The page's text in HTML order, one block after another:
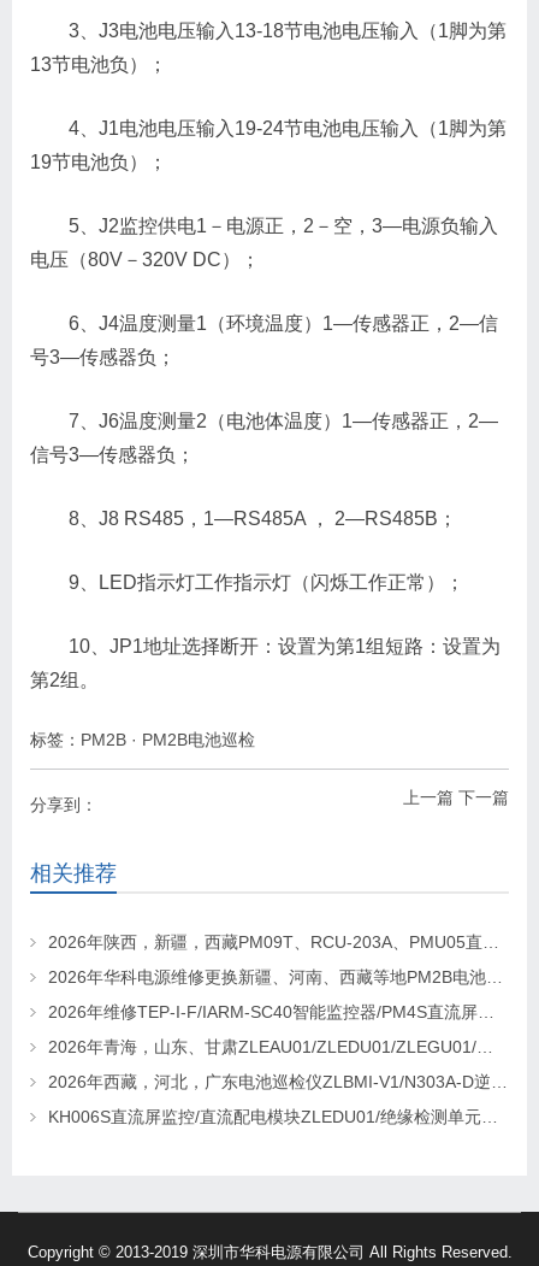
3、J3电池电压输入13-18节电池电压输入（1脚为第
13节电池负）；
4、J1电池电压输入19-24节电池电压输入（1脚为第
19节电池负）；
5、J2监控供电1－电源正，2－空，3—电源负输入
电压（80V－320V DC）；
6、J4温度测量1（环境温度）1—传感器正，2—信
号3—传感器负；
7、J6温度测量2（电池体温度）1—传感器正，2—
信号3—传感器负；
8、J8 RS485，1—RS485A ， 2—RS485B；
9、LED指示灯工作指示灯（闪烁工作正常）；
10、JP1地址选择断开：设置为第1组短路：设置为
第2组。
标签： PM2B · PM2B电池巡检
上一篇 下一篇
分享到：
相关推荐
2026年陕西，新疆，西藏PM09T、RCU-203A、PMU05直流屏监控维修及更换请联系华科电源
2026年华科电源维修更换新疆、河南、西藏等地PM2B电池巡检单元，PM2J绝缘检测单元、PSM-T07E 监控
2026年维修TEP-I-F/IARM-SC40智能监控器/PM4S直流屏监控找华科电源
2026年青海，山东、甘肃ZLEAU01/ZLEDU01/ZLEGU01/电池巡检仪ZLBM-12更换及维修
2026年西藏，河北，广东电池巡检仪ZLBMI-V1/N303A-D逆变器/ATC48M30Ⅲ电源模块维修更换
KH006S直流屏监控/直流配电模块ZLEDU01/绝缘检测单元DJY60更换及维修
Copyright © 2013-2019 深圳市华科电源有限公司 All Rights Reserved.